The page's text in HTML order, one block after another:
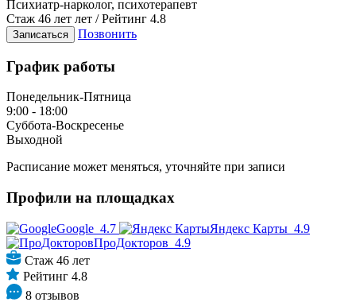
Психиатр-нарколог, психотерапевт
Стаж 46 лет лет / Рейтинг 4.8
Записаться Позвонить
График работы
Понедельник-Пятница
9:00 - 18:00
Суббота-Воскресенье
Выходной
Расписание может меняться, уточняйте при записи
Профили на площадках
Google 4.7 Яндекс Карты 4.9
ПроДокторов 4.9
Стаж 46 лет
Рейтинг 4.8
8 отзывов